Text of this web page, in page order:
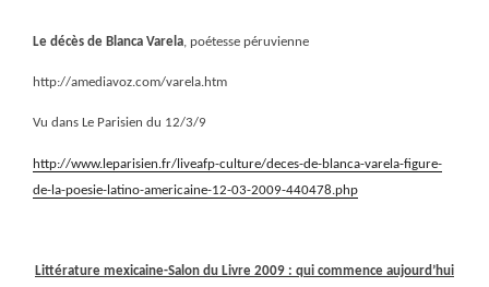
Le décès de Blanca Varela , poétesse péruvienne
http://amediavoz.com/varela.htm
Vu dans Le Parisien du 12/3/9
http://www.leparisien.fr/liveafp-culture/deces-de-blanca-varela-figure-
de-la-poesie-latino-americaine-12-03-2009-440478.php
Littérature mexicaine-Salon du Livre 2009 : qui commence aujourd’hui